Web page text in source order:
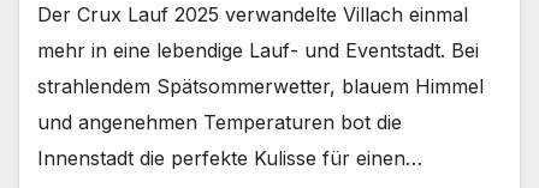
Der Crux Lauf 2025 verwandelte Villach einmal
mehr in eine lebendige Lauf- und Eventstadt. Bei
strahlendem Spätsommerwetter, blauem Himmel
und angenehmen Temperaturen bot die
Innenstadt die perfekte Kulisse für einen…